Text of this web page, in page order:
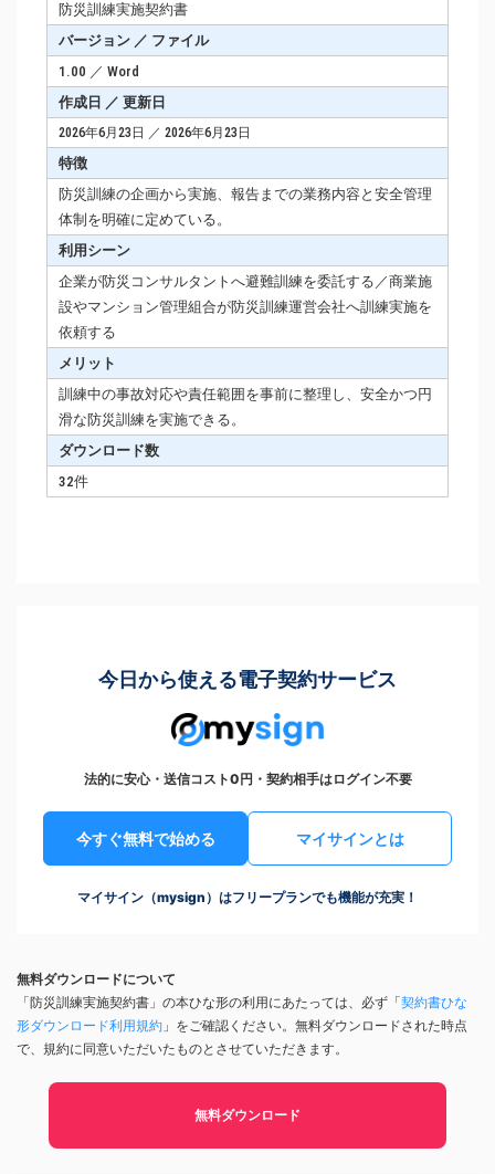
防災訓練実施契約書
バージョン ／ ファイル
1.00 ／ Word
作成日 ／ 更新日
2026年6月23日 ／ 2026年6月23日
特徴
防災訓練の企画から実施、報告までの業務内容と安全管理
体制を明確に定めている。
利用シーン
企業が防災コンサルタントへ避難訓練を委託する／商業施
設やマンション管理組合が防災訓練運営会社へ訓練実施を
依頼する
メリット
訓練中の事故対応や責任範囲を事前に整理し、安全かつ円
滑な防災訓練を実施できる。
ダウンロード数
32件
今日から使える電子契約サービス
法的に安心・送信コスト0円・契約相手はログイン不要
今すぐ無料で始める マイサインとは
マイサイン（mysign）はフリープランでも機能が充実！
無料ダウンロードについて
「防災訓練実施契約書」の本ひな形の利用にあたっては、必ず「契約書ひな
形ダウンロード利用規約 」をご確認ください。無料ダウンロードされた時点
で、規約に同意いただいたものとさせていただきます。
無料ダウンロード